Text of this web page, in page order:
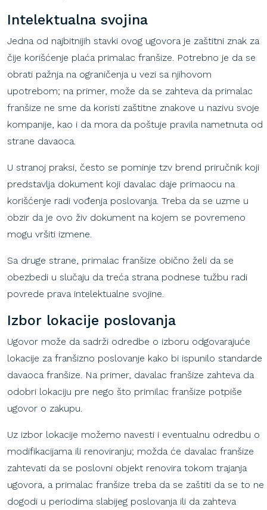
Intelektualna svojina
Jedna od najbitnijih stavki ovog ugovora je zaštitni znak za
čije korišćenje plaća primalac franšize. Potrebno je da se
obrati pažnja na ograničenja u vezi sa njihovom
upotrebom; na primer, može da se zahteva da primalac
franšize ne sme da koristi zaštitne znakove u nazivu svoje
kompanije, kao i da mora da poštuje pravila nametnuta od
strane davaoca.
U stranoj praksi, često se pominje tzv brend priručnik koji
predstavlja dokument koji davalac daje primaocu na
korišćenje radi vođenja poslovanja. Treba da se uzme u
obzir da je ovo živ dokument na kojem se povremeno
mogu vršiti izmene.
Sa druge strane, primalac franšize obično želi da se
obezbedi u slučaju da treća strana podnese tužbu radi
povrede prava intelektualne svojine.
Izbor lokacije poslovanja
Ugovor može da sadrži odredbe o izboru odgovarajuće
lokacije za franšizno poslovanje kako bi ispunilo standarde
davaoca franšize. Na primer, davalac franšize zahteva da
odobri lokaciju pre nego što primilac franšize potpiše
ugovor o zakupu.
Uz izbor lokacije možemo navesti i eventualnu odredbu o
modifikacijama ili renoviranju; možda će davalac franšize
zahtevati da se poslovni objekt renovira tokom trajanja
ugovora, a primalac franšize treba da se zaštiti da se to ne
dogodi u periodima slabijeg poslovanja ili da zahteva